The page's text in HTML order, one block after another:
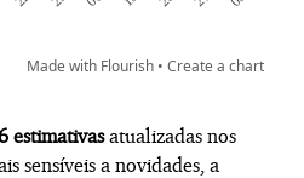
estimativasatualizadas nos
sensíveis a novidades, a